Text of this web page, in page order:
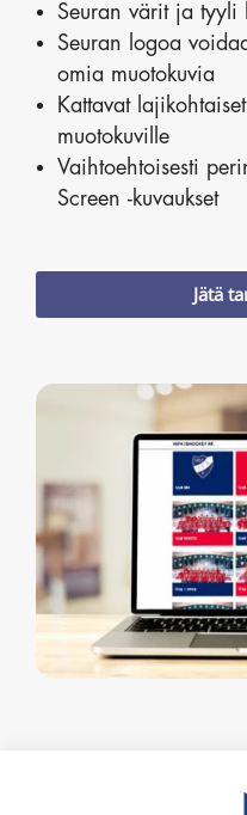
Seuran värit ja tyyli
Seuran logoa
omia muotokuvia
Kattavat
muotokuville
Vaihtoehtoisesti
Screen -kuvaukset
Jätä